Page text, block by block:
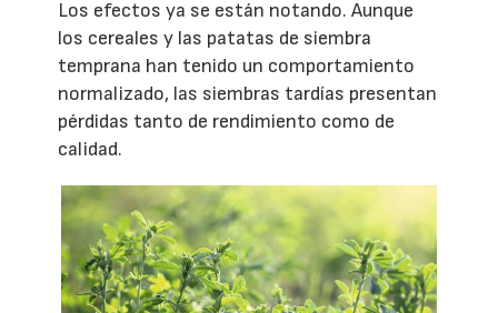
Los efectos ya se están notando. Aunque
los cereales y las patatas de siembra
temprana han tenido un comportamiento
normalizado, las siembras tardías presentan
pérdidas tanto de rendimiento como de
calidad.